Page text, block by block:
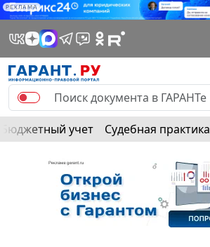
РЕКЛАМА
Бюджетный учет Судебная практика